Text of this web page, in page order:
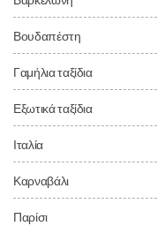
Βουδαπέστη
Γαμήλια ταξίδια
Εξωτικά ταξίδια
Ιταλία
Καρναβάλι
Παρίσι